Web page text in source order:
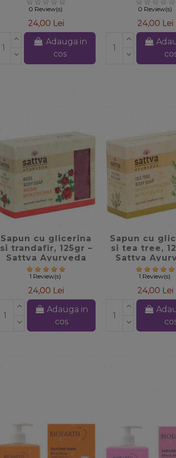
0 Review(s)
24,00 Lei
Adauga in
cos
0 Review(s)
24,00 Lei
Sapun cu glicerina
si trandafir, 125gr –
Sattva Ayurveda
1 Review(s)
24,00 Lei
Adauga in
cos
Sapun cu
si tea tree,
Sattva
1 Review(s)
24,00 Lei